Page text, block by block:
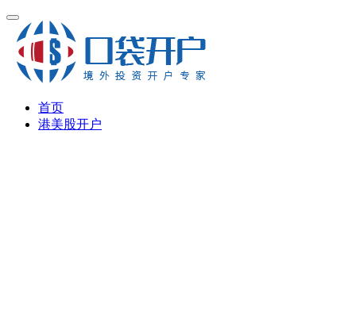
首页
港美股开户